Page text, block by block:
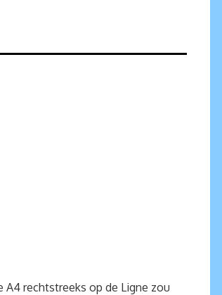
A4 rechtstreeks op de Ligne zou